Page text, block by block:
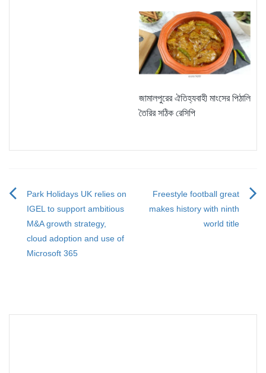
জামালপুরের ঐতিহ্যবাহী মাংসের পিঠালি
তৈরির সঠিক রেসিপি
Post
navigation
Park Holidays UK relies on
IGEL to support ambitious
M&A growth strategy,
cloud adoption and use of
Microsoft 365
Freestyle football great
makes history with ninth
world title